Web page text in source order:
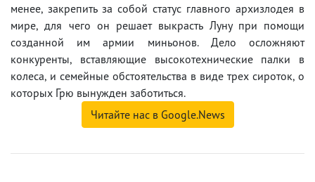
менее, закрепить за собой статус главного архизлодея в
мире, для чего он решает выкрасть Луну при помощи
созданной им армии миньонов. Дело осложняют
конкуренты, вставляющие высокотехнические палки в
колеса, и семейные обстоятельства в виде трех сироток, о
которых Грю вынужден заботиться.
Читайте нас в Google.News